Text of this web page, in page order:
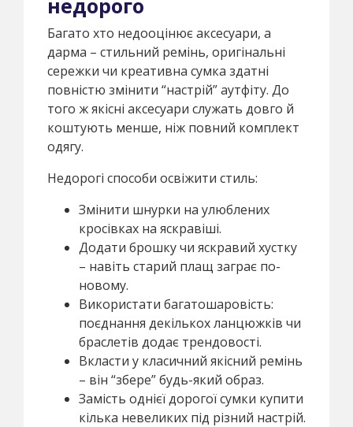
Багато хто недооцінює аксесуари, а
дарма – стильний ремінь, оригінальні
сережки чи креативна сумка здатні
повністю змінити “настрій” аутфіту. До
того ж якісні аксесуари служать довго й
коштують менше, ніж повний комплект
одягу.
Недорогі способи освіжити стиль:
Змінити шнурки на улюблених
кросівках на яскравіші.
Додати брошку чи яскравий хустку
– навіть старий плащ заграє по-
новому.
Використати багатошаровість:
поєднання декількох ланцюжків чи
браслетів додає трендовості.
Вкласти у класичний якісний ремінь
– він “збере” будь-який образ.
Замість однієї дорогої сумки купити
кілька невеликих під різний настрій.